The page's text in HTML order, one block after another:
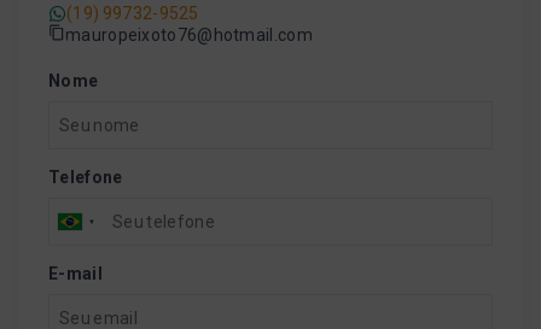
(19) 99732-9525
mauropeixoto76@hotmail.com
Nome
Telefone
E-mail